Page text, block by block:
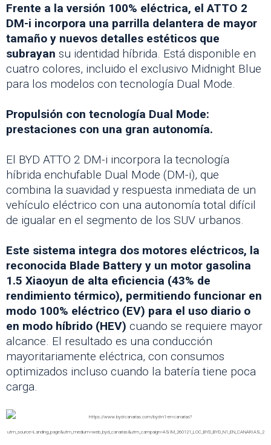
Frente a la versión 100% eléctrica, el ATTO 2
DM-i incorpora una parrilla delantera de mayor
tamaño y nuevos detalles estéticos que
subrayan su identidad híbrida. Está disponible en
cuatro colores, incluido el exclusivo Midnight Blue
para los modelos con tecnología Dual Mode.
Propulsión con tecnología Dual Mode:
prestaciones con una gran autonomía.
El BYD ATTO 2 DM-i incorpora la tecnología
híbrida enchufable Dual Mode (DM-i), que
combina la suavidad y respuesta inmediata de un
vehículo eléctrico con una autonomía total difícil
de igualar en el segmento de los SUV urbanos.
Este sistema integra dos motores eléctricos, la
reconocida Blade Battery y un motor gasolina
1.5 Xiaoyun de alta eficiencia (43% de
rendimiento térmico), permitiendo funcionar en
modo 100% eléctrico (EV) para el uso diario o
en modo híbrido (HEV) cuando se requiere mayor
alcance. El resultado es una conducción
mayoritariamente eléctrica, con consumos
optimizados incluso cuando la batería tiene poca
carga.